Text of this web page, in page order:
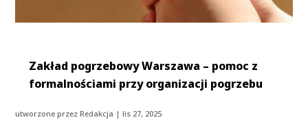
Zakład pogrzebowy Warszawa – pomoc z
formalnościami przy organizacji pogrzebu
utworzone przezRedakcja |lis 27, 2025